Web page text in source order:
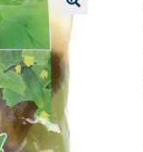
🔍